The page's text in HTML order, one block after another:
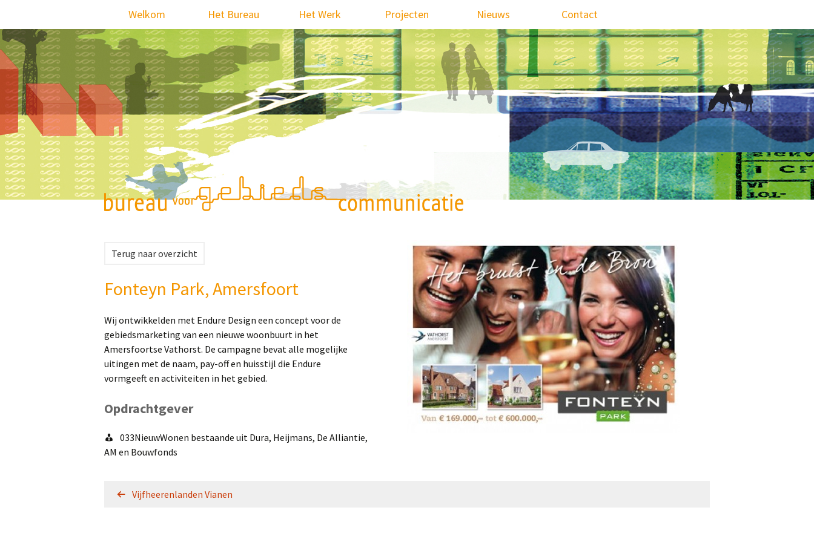
content
Welkom Het Bureau Het Werk Projecten Nieuws Contact
Terug naar overzicht
Fonteyn Park, Amersfoort
Wij ontwikkelden met Endure Design een concept voor de
gebiedsmarketing van een nieuwe woonbuurt in het
Amersfoortse Vathorst. De campagne bevat alle mogelijke
uitingen met de naam, pay-off en huisstijl die Endure
vormgeeft en activiteiten in het gebied.
Opdrachtgever
033NieuwWonen bestaande uit Dura, Heijmans, De Alliantie,
AM en Bouwfonds
Vijfheerenlanden Vianen